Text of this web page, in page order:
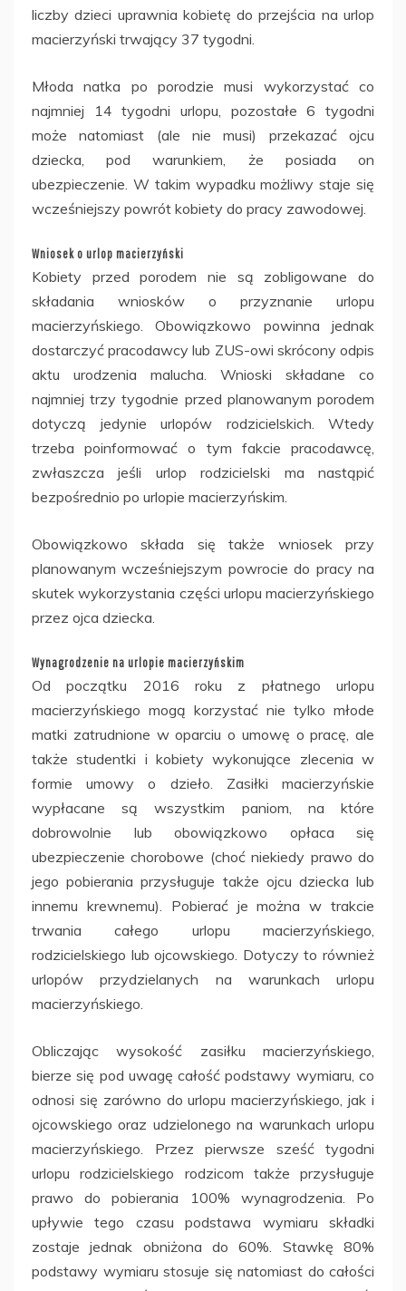
liczby dzieci uprawnia kobietę do przejścia na urlop
macierzyński trwający 37 tygodni.
Młoda natka po porodzie musi wykorzystać co
najmniej 14 tygodni urlopu, pozostałe 6 tygodni
może natomiast (ale nie musi) przekazać ojcu
dziecka, pod warunkiem, że posiada on
ubezpieczenie. W takim wypadku możliwy staje się
wcześniejszy powrót kobiety do pracy zawodowej.
Wniosek o urlop macierzyński
Kobiety przed porodem nie są zobligowane do
składania wniosków o przyznanie urlopu
macierzyńskiego. Obowiązkowo powinna jednak
dostarczyć pracodawcy lub ZUS-owi skrócony odpis
aktu urodzenia malucha. Wnioski składane co
najmniej trzy tygodnie przed planowanym porodem
dotyczą jedynie urlopów rodzicielskich. Wtedy
trzeba poinformować o tym fakcie pracodawcę,
zwłaszcza jeśli urlop rodzicielski ma nastąpić
bezpośrednio po urlopie macierzyńskim.
Obowiązkowo składa się także wniosek przy
planowanym wcześniejszym powrocie do pracy na
skutek wykorzystania części urlopu macierzyńskiego
przez ojca dziecka.
Wynagrodzenie na urlopie macierzyńskim
Od początku 2016 roku z płatnego urlopu
macierzyńskiego mogą korzystać nie tylko młode
matki zatrudnione w oparciu o umowę o pracę, ale
także studentki i kobiety wykonujące zlecenia w
formie umowy o dzieło. Zasiłki macierzyńskie
wypłacane są wszystkim paniom, na które
dobrowolnie lub obowiązkowo opłaca się
ubezpieczenie chorobowe (choć niekiedy prawo do
jego pobierania przysługuje także ojcu dziecka lub
innemu krewnemu). Pobierać je można w trakcie
trwania całego urlopu macierzyńskiego,
rodzicielskiego lub ojcowskiego. Dotyczy to również
urlopów przydzielanych na warunkach urlopu
macierzyńskiego.
Obliczając wysokość zasiłku macierzyńskiego,
bierze się pod uwagę całość podstawy wymiaru, co
odnosi się zarówno do urlopu macierzyńskiego, jak i
ojcowskiego oraz udzielonego na warunkach urlopu
macierzyńskiego. Przez pierwsze sześć tygodni
urlopu rodzicielskiego rodzicom także przysługuje
prawo do pobierania 100% wynagrodzenia. Po
upływie tego czasu podstawa wymiaru składki
zostaje jednak obniżona do 60%. Stawkę 80%
podstawy wymiaru stosuje się natomiast do całości